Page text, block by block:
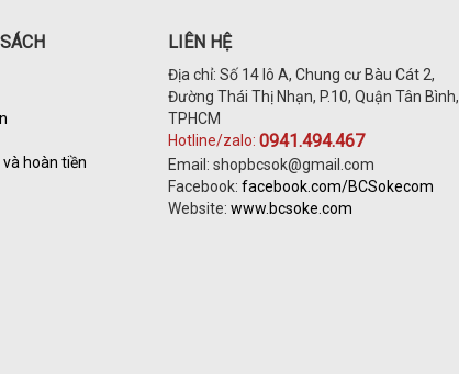
hoàn tiền
LIÊN HỆ
Địa chỉ: Số 14 lô A, Chung cư Bàu Cát 2,
Đường Thái Thị Nhạn, P.10, Quận Tân Bình,
TPHCM
Hotline/zalo: 0941.494.467
Email: shopbcsok@gmail.com
Facebook: facebook.com/BCSokecom
Website: www.bcsoke.com